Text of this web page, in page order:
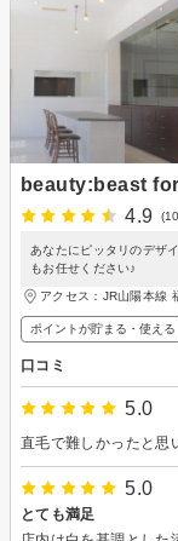
beauty:beast
4.9
あなたにピッタリのデザ
もお任せください♪
アクセス：JR山陽本線
ポイントが貯まる・使える
口コミ
5.0
5.0
とても満足